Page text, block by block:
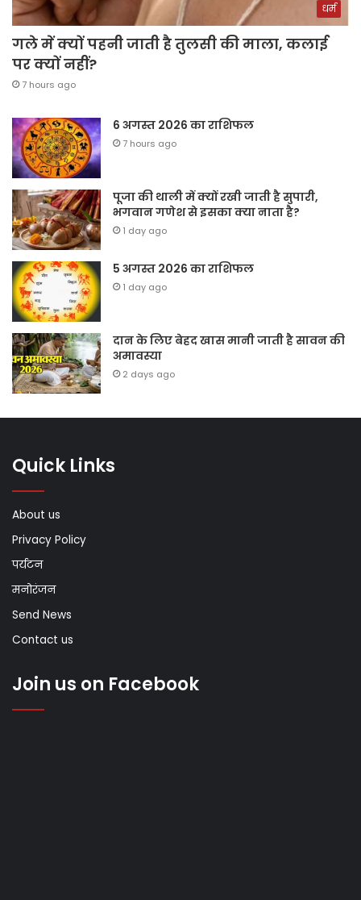
धर्म
गले में क्यों पहनी जाती है तुलसी की माला, कलाई
पर क्यों नहीं?
7 hours ago
6 अगस्त 2026 का राशिफल
7 hours ago
पूजा की थाली में क्यों रखी जाती है सुपारी,
भगवान गणेश से इसका क्या नाता है?
1 day ago
5 अगस्त 2026 का राशिफल
1 day ago
दान के लिए बेहद खास मानी जाती है सावन की
अमावस्या
2 days ago
Quick Links
About us
Privacy Policy
पर्यटन
मनोरंजन
Send News
Contact us
Join us on Facebook